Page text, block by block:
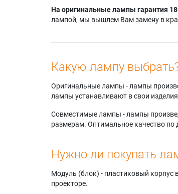
На оригинальные лампы гарантия
лампой, мы вышлем Вам замену в
Какую лампу
Оригинальные лампы - лампы
лампы устанавливают в свои
Совместимые лампы - лампы
размерам. Оптимальное качество по
Нужно ли покупать
Модуль (блок) - пластиковый корпус
проекторе.